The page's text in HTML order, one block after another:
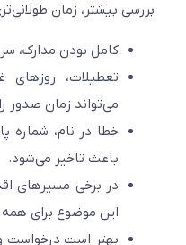
بیشتر، زمان طولانی‌تری
کامل بودن مدارک، سرعت
تعطیلات، روزهای
می‌تواند زمان صدور را بیشتر
خطا در نام، شماره پاسپورت
باعث تاخیر می‌شود.
در برخی مسیرهای اقدام،
این موضوع برای همه
بهتر است درخواست ویزا دبی